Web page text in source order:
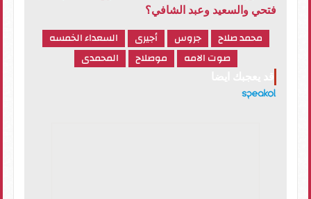
فتحي والسعيد وعبد الشافي؟
محمد صلاح جروس أجيرى
السعداء الخمسه
صوت الامه
موصلاح المحمدى